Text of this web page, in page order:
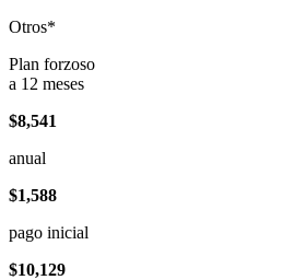
Otros*
Plan forzoso
a 12 meses
$8,541
anual
$1,588
pago inicial
$10,129